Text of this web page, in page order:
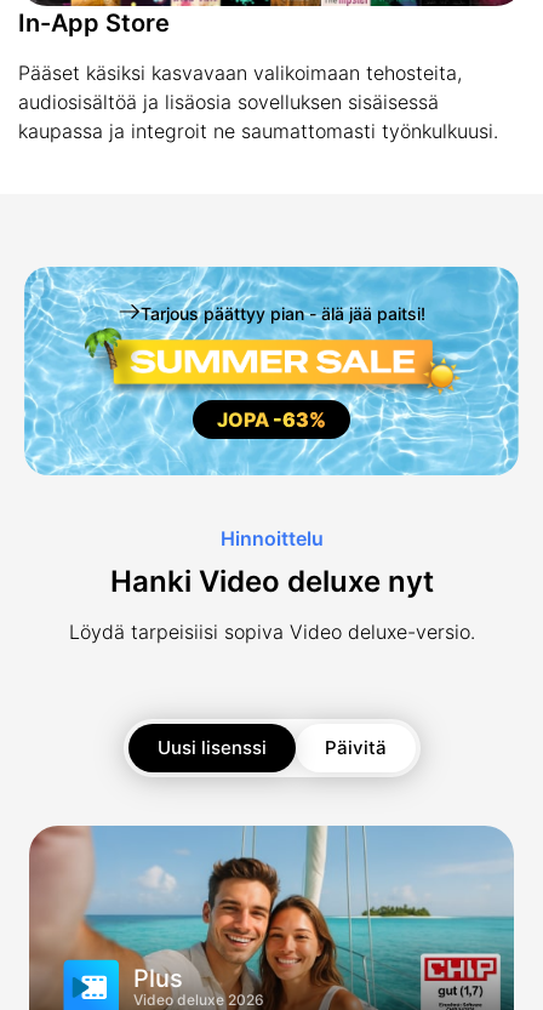
In-App Store
Pääset käsiksi kasvavaan valikoimaan tehosteita,
audiosisältöä ja lisäosia sovelluksen sisäisessä
kaupassa ja integroit ne saumattomasti työnkulkuusi.
Tarjous päättyy pian - älä jää paitsi!
JOPA -63%
Hinnoittelu
Hanki Video deluxe nyt
Löydä tarpeisiisi sopiva Video deluxe-versio.
Uusi lisenssi Päivitä
Plus
Video deluxe 2026